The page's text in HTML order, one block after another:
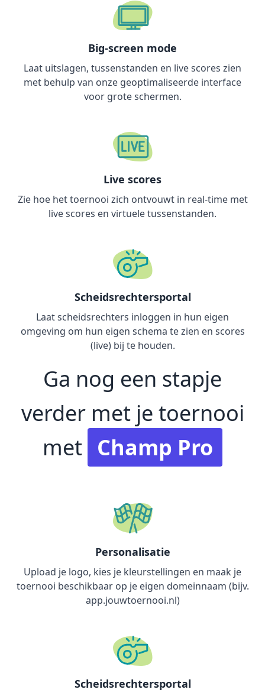
Big-screen mode
Laat uitslagen, tussenstanden en live scores zien
met behulp van onze geoptimaliseerde interface
voor grote schermen.
Live scores
Zie hoe het toernooi zich ontvouwt in real-time met
live scores en virtuele tussenstanden.
Scheidsrechtersportal
Laat scheidsrechters inloggen in hun eigen
omgeving om hun eigen schema te zien en scores
(live) bij te houden.
Ga nog een stapje
verder met je toernooi
met Champ Pro
Personalisatie
Upload je logo, kies je kleurstellingen en maak je
toernooi beschikbaar op je eigen domeinnaam (bijv.
app.jouwtoernooi.nl)
Scheidsrechtersportal